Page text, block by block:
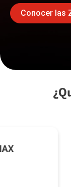
Conocer las
Una